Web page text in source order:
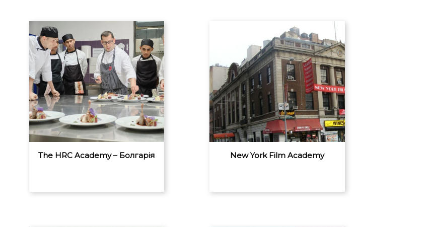
The HRC Academy – Болгарія New York Film Academy